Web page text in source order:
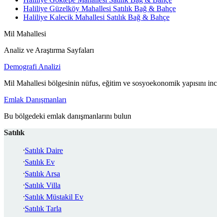
Haliliye Güzelköy Mahallesi Satılık Bağ & Bahçe
Haliliye Kalecik Mahallesi Satılık Bağ & Bahçe
Mil Mahallesi
Analiz ve Araştırma Sayfaları
Demografi Analizi
Mil Mahallesi bölgesinin nüfus, eğitim ve sosyoekonomik yapısını
Emlak Danışmanları
Bu bölgedeki emlak danışmanlarını bulun
Satılık
Satılık Daire
Satılık Ev
Satılık Arsa
Satılık Villa
Satılık Müstakil Ev
Satılık Tarla